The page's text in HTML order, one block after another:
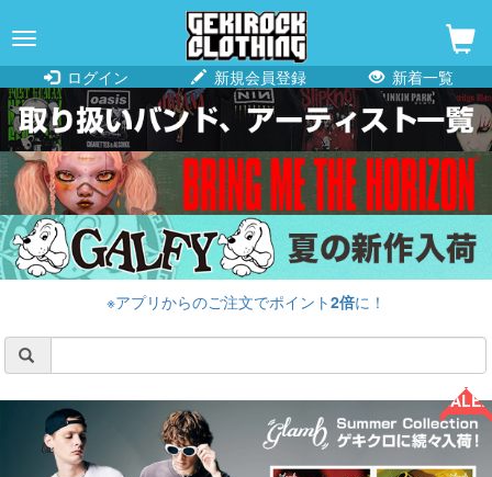
navigation
ログイン
新規会員登録 新着一覧
※アプリからのご注文でポイント2倍に！
SALE!!
SALE!!